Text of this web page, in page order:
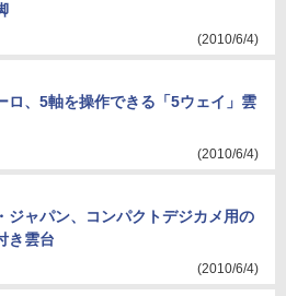
(2010/6/4)
ロ、5軸を操作できる「5ウェイ」雲
(2010/6/4)
ジャパン、コンパクトデジカメ用の
き雲台
(2010/6/4)